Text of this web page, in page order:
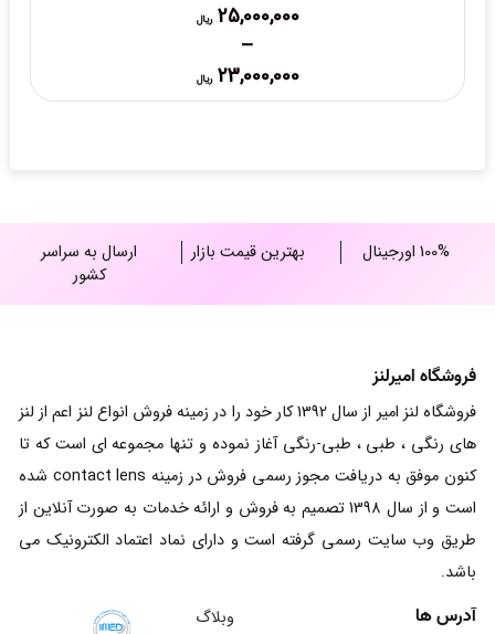
25,000,000 ریال
–
23,000,000 ریال
Price
range:
100% اورجینال بهترین قیمت بازار
ارسال به سراسر
کشور
فروشگاه امیرلنز
فروشگاه لنز امیر از سال 1392 کار خود را در زمینه فروش انواع لنز اعم از لنز
های رنگی ، طبی ، طبی-رنگی آغاز نموده و تنها مجموعه ای است که تا
کنون موفق به دریافت مجوز رسمی فروش در زمینه contact lens شده
است و از سال 1398 تصمیم به فروش و ارائه خدمات به صورت آنلاین از
طریق وب سایت رسمی گرفته است و دارای نماد اعتماد الکترونیک می
باشد.
آدرس ها
وبلاگ